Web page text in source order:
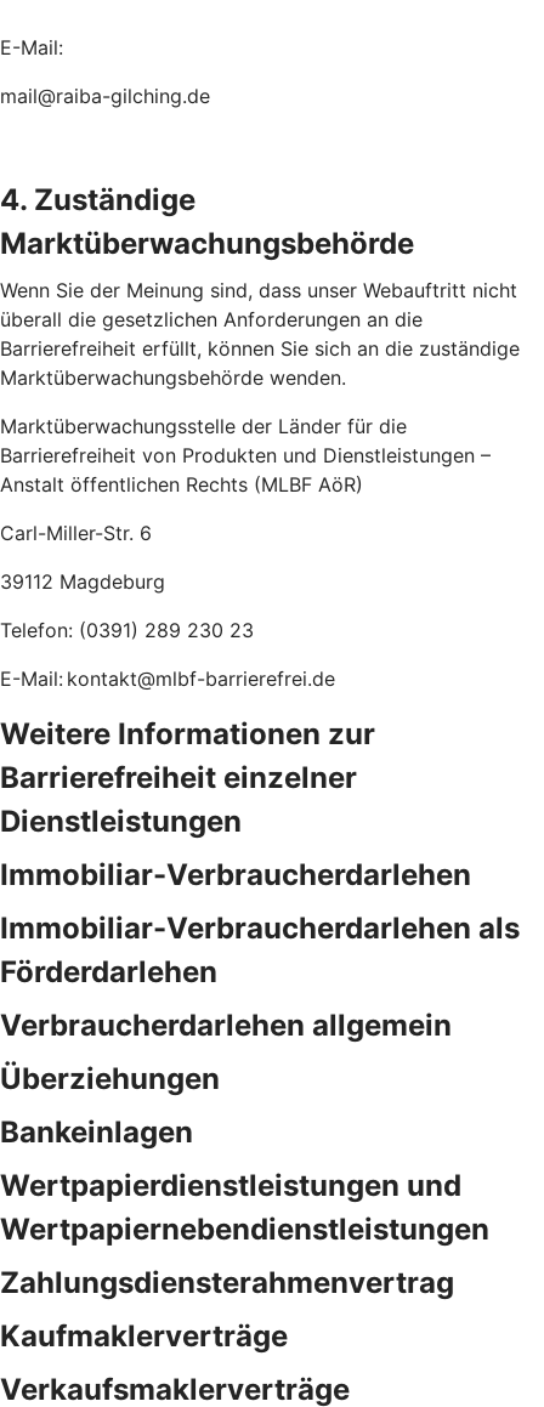
E-Mail:
mail@raiba-gilching.de
4. Zuständige
Marktüberwachungsbehörde
Wenn Sie der Meinung sind, dass unser Webauftritt nicht
überall die gesetzlichen Anforderungen an die
Barrierefreiheit erfüllt, können Sie sich an die zuständige
Marktüberwachungsbehörde wenden.
Marktüberwachungsstelle der Länder für die
Barrierefreiheit von Produkten und Dienstleistungen –
Anstalt öffentlichen Rechts (MLBF AöR)
Carl-Miller-Str. 6
39112 Magdeburg
Telefon: (0391) 289 230 23
E-Mail: kontakt@mlbf-barrierefrei.de
Weitere Informationen zur
Barrierefreiheit einzelner
Dienstleistungen
Immobiliar-Verbraucherdarlehen
Immobiliar-Verbraucherdarlehen als
Förderdarlehen
Verbraucherdarlehen allgemein
Überziehungen
Bankeinlagen
Wertpapierdienstleistungen und
Wertpapiernebendienstleistungen
Zahlungsdiensterahmenvertrag
Kaufmaklerverträge
Verkaufsmaklerverträge